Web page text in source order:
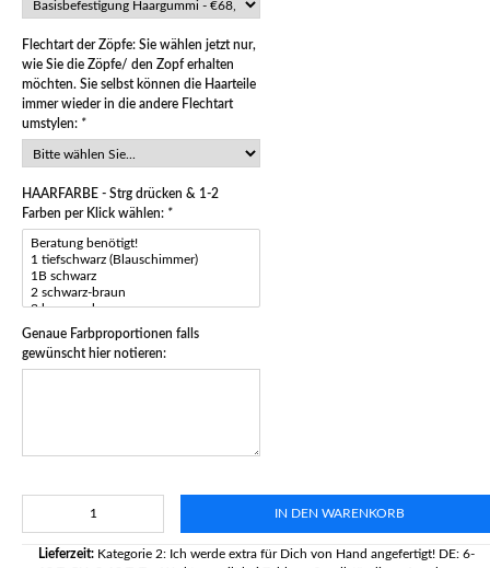
Flechtart der Zöpfe: Sie wählen jetzt nur,
wie Sie die Zöpfe/ den Zopf erhalten
möchten. Sie selbst können die Haarteile
immer wieder in die andere Flechtart
umstylen: *
HAARFARBE - Strg drücken & 1-2
Farben per Klick wählen: *
Genaue Farbproportionen falls
gewünscht hier notieren:
IN DEN WARENKORB
Lieferzeit: Kategorie 2: Ich werde extra für Dich von Hand angefertigt! DE: 6-